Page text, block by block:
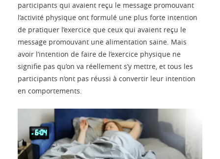
participants qui avaient reçu le message promouvant
l’activité physique ont formulé une plus forte intention
de pratiquer l’exercice que ceux qui avaient reçu le
message promouvant une alimentation saine. Mais
avoir l’intention de faire de l’exercice physique ne
signifie pas qu’on va réellement s’y mettre, et tous les
participants n’ont pas réussi à convertir leur intention
en comportements.